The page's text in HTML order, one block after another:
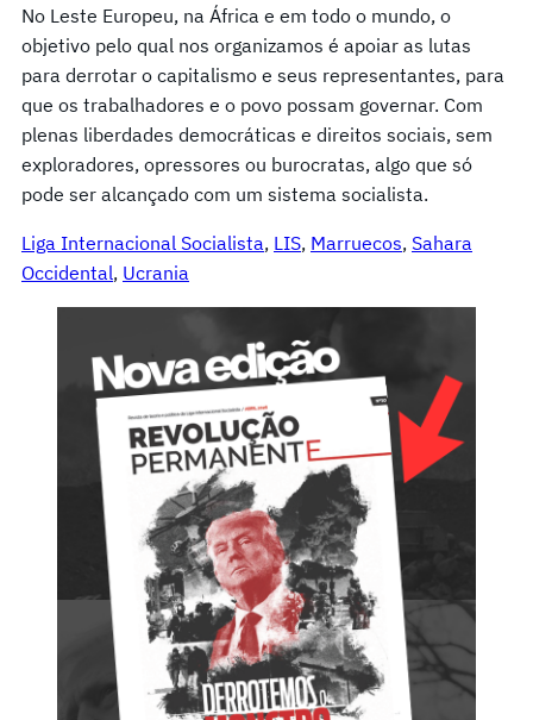
No Leste Europeu, na África e em todo o mundo, o
objetivo pelo qual nos organizamos é apoiar as lutas
para derrotar o capitalismo e seus representantes, para
que os trabalhadores e o povo possam governar. Com
plenas liberdades democráticas e direitos sociais, sem
exploradores, opressores ou burocratas, algo que só
pode ser alcançado com um sistema socialista.
Liga Internacional Socialista, LIS, Marruecos, Sahara
Occidental, Ucrania